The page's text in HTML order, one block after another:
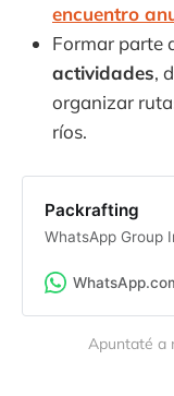
encuentro
Formar parte
actividades,
organizar
ríos.
Packrafting
WhatsApp Group
Apuntaté a